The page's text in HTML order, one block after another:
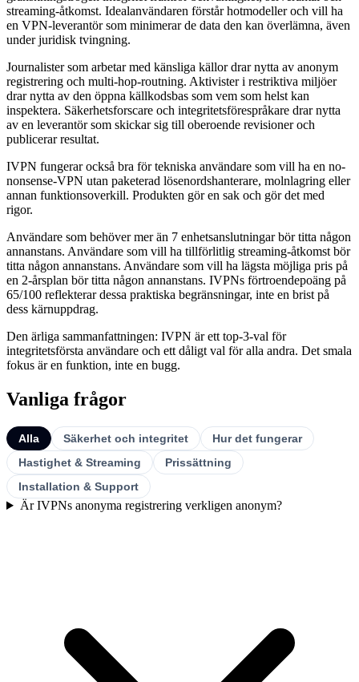
streaming-åtkomst. Idealanvändaren förstår hotmodeller och vill ha
en VPN-leverantör som minimerar de data den kan överlämna, även
under juridisk tvingning.
Journalister som arbetar med känsliga källor drar nytta av anonym
registrering och multi-hop-routning. Aktivister i restriktiva miljöer
drar nytta av den öppna källkodsbas som vem som helst kan
inspektera. Säkerhetsforscare och integritetsförespråkare drar nytta
av en leverantör som skickar sig till oberoende revisioner och
publicerar resultat.
IVPN fungerar också bra för tekniska användare som vill ha en no-
nonsense-VPN utan paketerad lösenordshanterare, molnlagring eller
annan funktionsoverkill. Produkten gör en sak och gör det med
rigor.
Användare som behöver mer än 7 enhetsanslutningar bör titta någon
annanstans. Användare som vill ha tillförlitlig streaming-åtkomst bör
titta någon annanstans. Användare som vill ha lägsta möjliga pris på
en 2-årsplan bör titta någon annanstans. IVPNs förtroendepoäng på
65/100 reflekterar dessa praktiska begränsningar, inte en brist på
dess kärnuppdrag.
Den ärliga sammanfattningen: IVPN är ett top-3-val för
integritetsförsta användare och ett dåligt val för alla andra. Det smala
fokus är en funktion, inte en bugg.
Vanliga frågor
Alla Säkerhet och integritet
Hur det fungerar
Hastighet & Streaming
Prissättning
Installation & Support
Är IVPNs anonyma registrering verkligen anonym?